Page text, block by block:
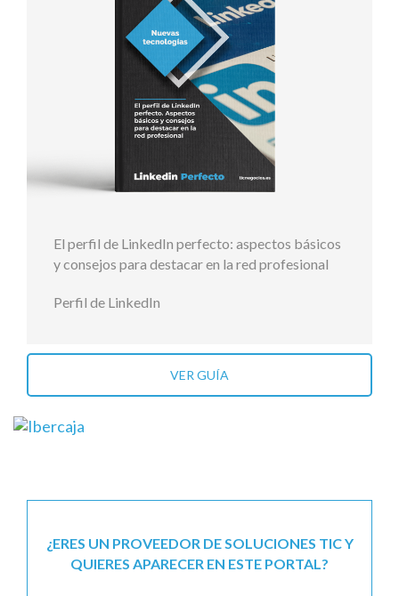
El perfil de LinkedIn perfecto: aspectos básicos
y consejos para destacar en la red profesional
Perfil de LinkedIn
VER GUÍA
¿ERES UN PROVEEDOR DE SOLUCIONES TIC Y
QUIERES APARECER EN ESTE PORTAL?